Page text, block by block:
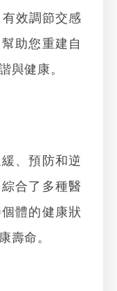
效調節交感
助您重建自
與健康。
、預防和逆
合了多種醫
體的健康狀
壽命。